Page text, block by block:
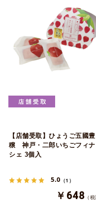
【店舗受取】ひょうご五國豊
穣 神戸・二郎いちごフィ
シェ 3個入
5.0 （1）
￥648 （税